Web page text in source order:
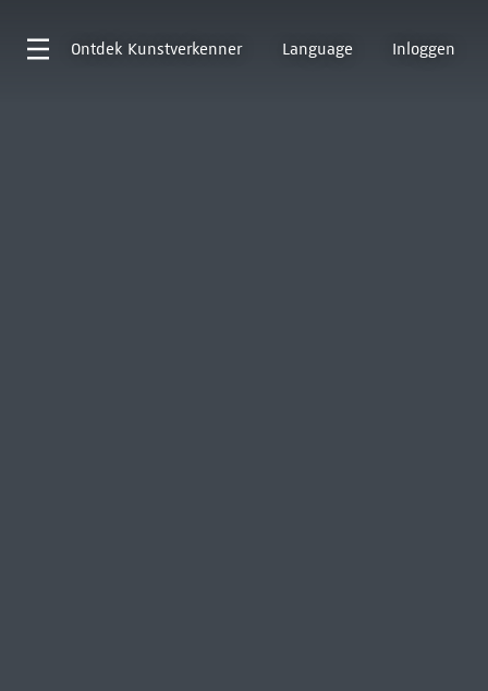
Ontdek Kunstverkenner Language Inloggen